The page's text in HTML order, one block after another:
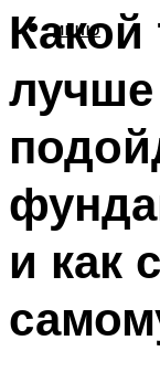
МЕНЮ
лучше
и как